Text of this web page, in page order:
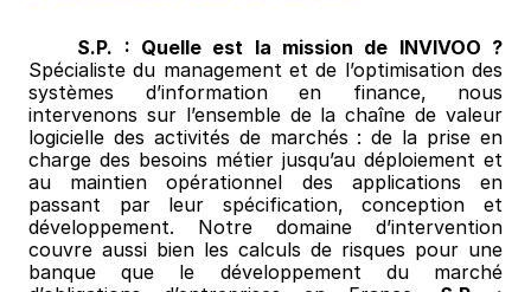
S.P. : Quelle est la mission de INVIVOO ?
Spécialiste du management et de l’optimisation des
systèmes d’information en finance, nous
intervenons sur l’ensemble de la chaîne de valeur
logicielle des activités de marchés : de la prise en
charge des besoins métier jusqu’au déploiement et
au maintien opérationnel des applications en
passant par leur spécification, conception et
développement. Notre domaine d’intervention
couvre aussi bien les calculs de risques pour une
banque que le développement du marché